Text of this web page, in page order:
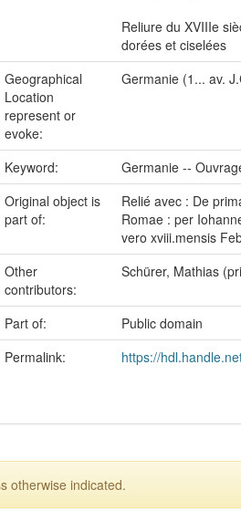
Reliure du XVIIIe
dorées et ciselées
Geographical
Location
represent or
evoke:
Germanie (1... av.
Keyword:
Germanie --
Original object is
part of:
Relié avec : De
Romae : per
vero xviii.mensis
Other
contributors:
Schürer, Mathias
Part of:
Public domain
Permalink:
https://
otherwise indicated.